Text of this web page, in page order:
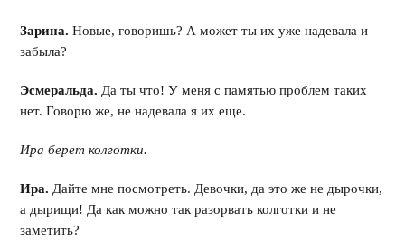
Зарина. Новые, говоришь? А может ты их уже надевала и
забыла?
Эсмеральда. Да ты что! У меня с памятью проблем таких
нет. Говорю же, не надевала я их еще.
Ира берет колготки.
Ира. Дайте мне посмотреть. Девочки, да это же не дырочки,
а дырищи! Да как можно так разорвать колготки и не
заметить?